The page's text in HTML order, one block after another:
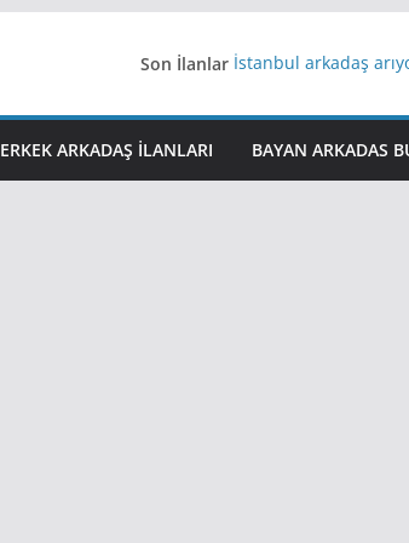
Son İlanlar İstanbul arkadaş
Yeni Bir Aşk Lazım
iş arayanlara iş
ERKEK ARKADAŞ ILANLARI BAYAN ARKADAS